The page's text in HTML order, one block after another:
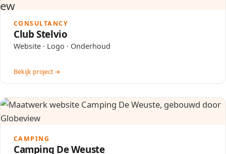
CONSULTANCY
Club Stelvio
Website · Logo · Onderhoud
Bekijk project →
CAMPING
Camping De Weuste